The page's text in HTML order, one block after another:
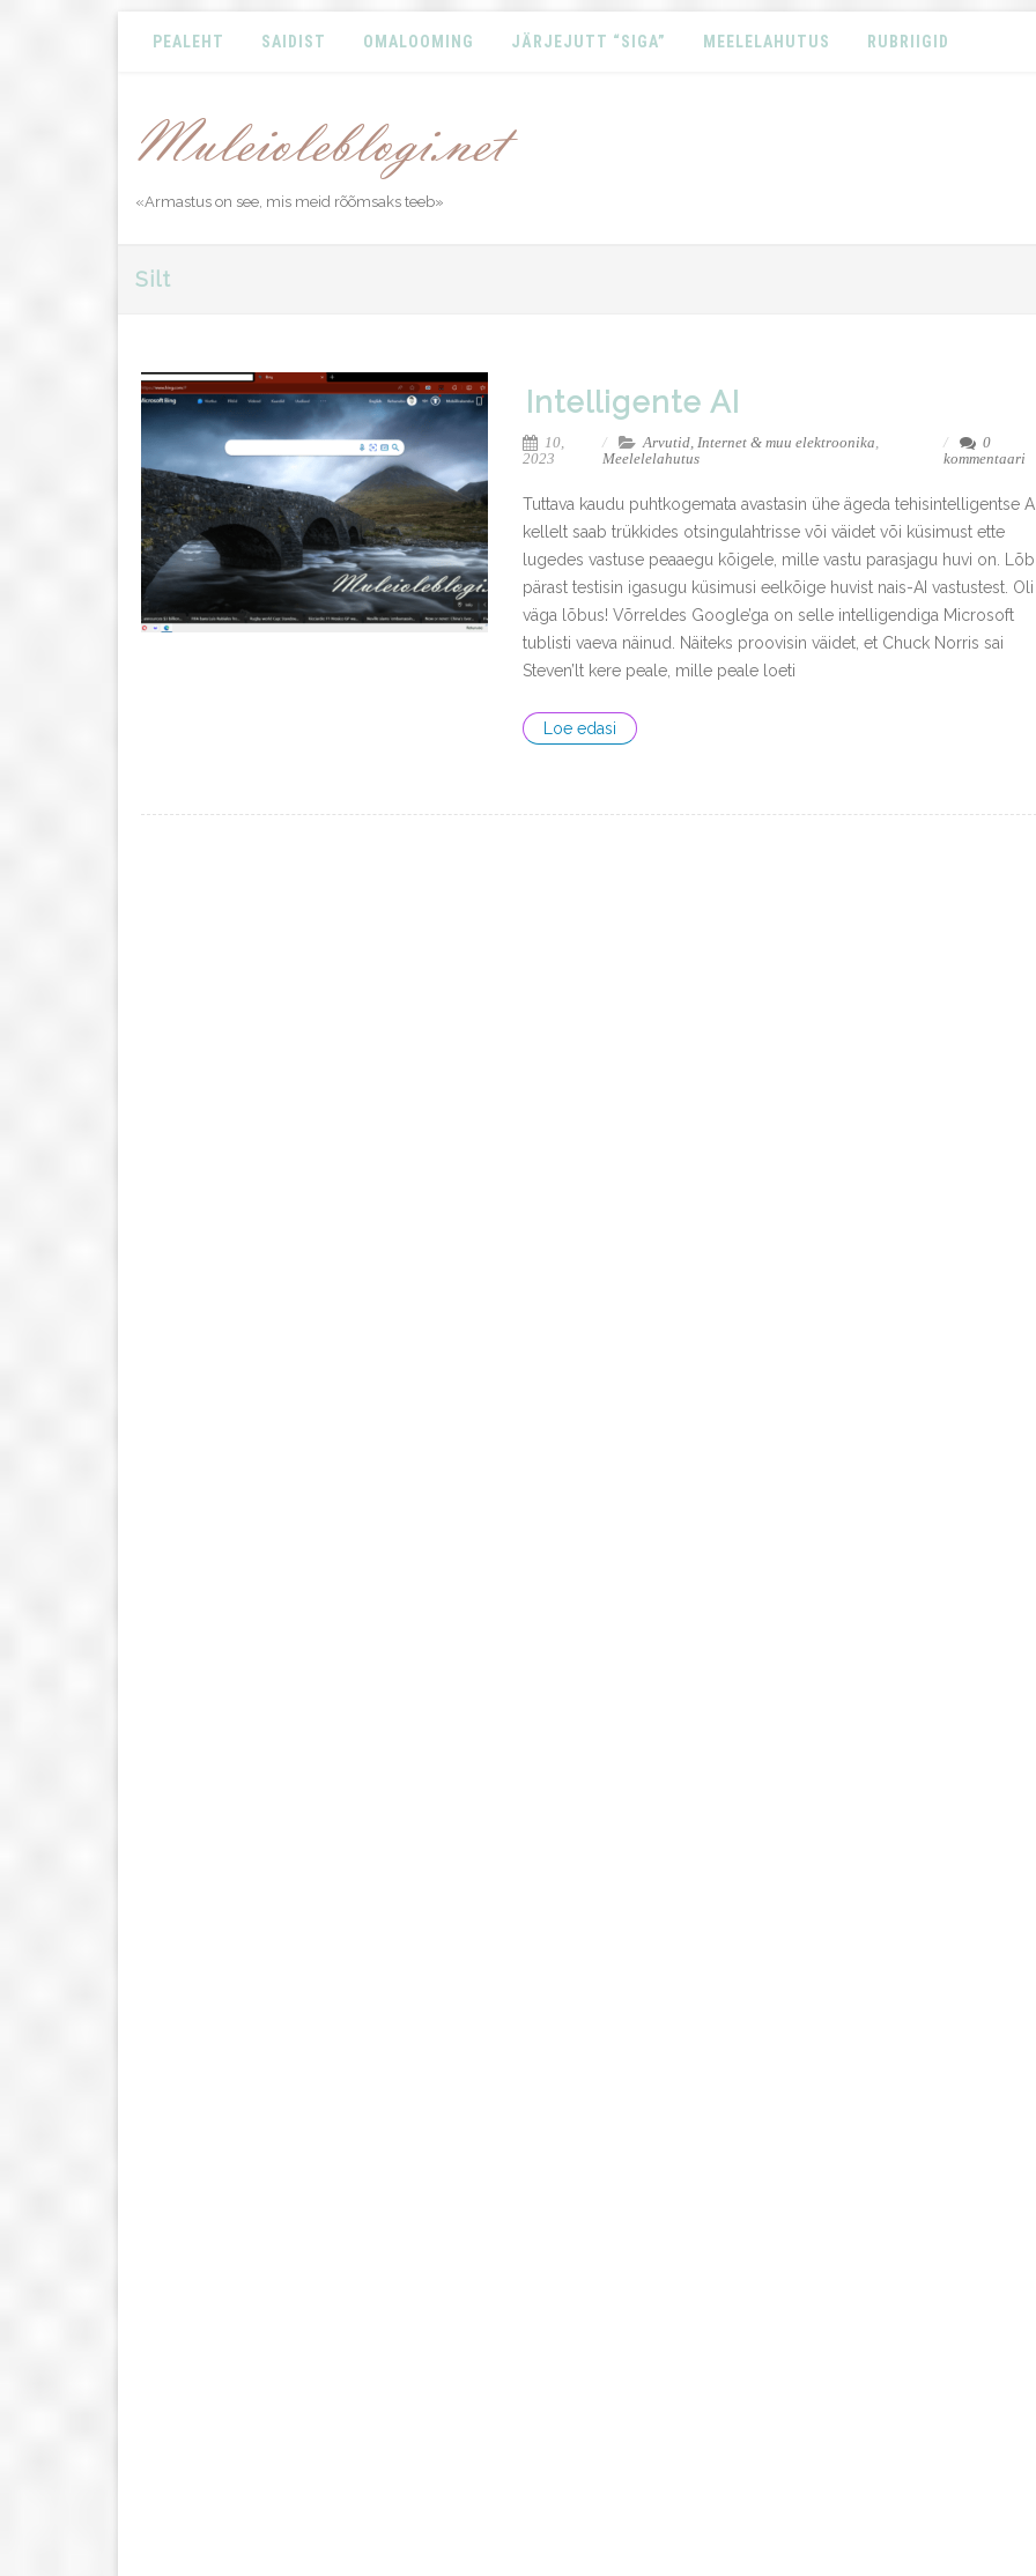
PEALEHT SAIDIST OMALOOMING JÄRJEJUTT “SIGA” MEELELAHUTUS RUBRIIGID
«Armastus on see, mis meid rõõmsaks teeb»
Silt
Intelligente AI
10,
2023
Arvutid, Internet & muu elektroonika,
Meelelelahutus
0
kommentaari
Tuttava kaudu puhtkogemata avastasin ühe ägeda tehisintelligentse
kellelt saab trükkides otsingulahtrisse või väidet või küsimust ette
lugedes vastuse peaaegu kõigele, mille vastu parasjagu huvi on.
pärast testisin igasugu küsimusi eelkõige huvist nais-AI vastustest. Oli
väga lõbus! Võrreldes Google’ga on selle intelligendiga Microsoft
tublisti vaeva näinud. Näiteks proovisin väidet, et Chuck Norris sai
Steven’lt kere peale, mille peale loeti
Loe edasi